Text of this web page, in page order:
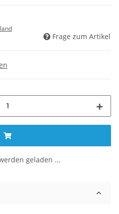
Frage zum Artikel
geladen ...